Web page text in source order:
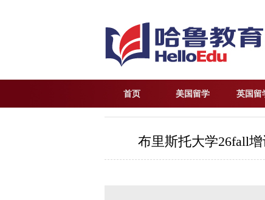
首页 美国留学 英国留
布里斯托大学26fall